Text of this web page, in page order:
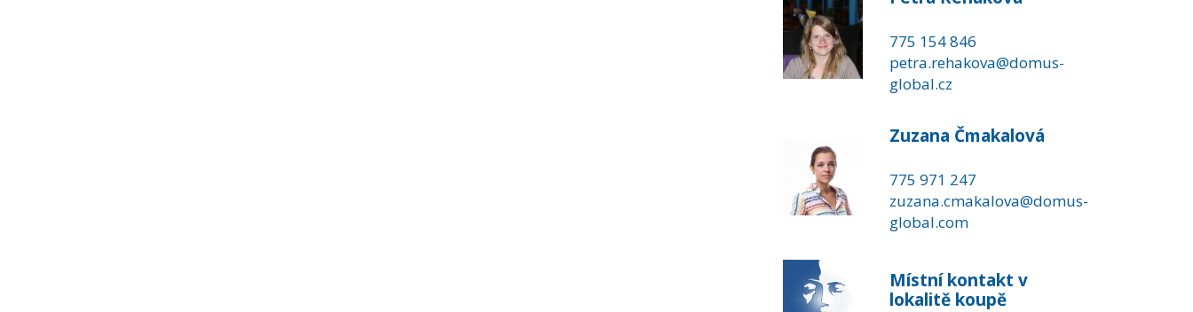
775 154 846
petra.rehakova@domus-
global.cz
Zuzana Čmakalová
775 971 247
zuzana.cmakalova@domus-
global.com
Místní kontakt v
lokalitě koupě